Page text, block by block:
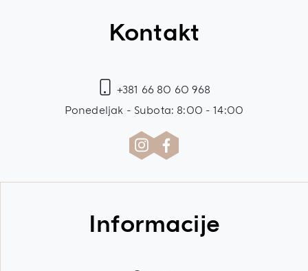
Kontakt
+381 66 80 60 968
Ponedeljak - Subota: 8:00 - 14:00
Informacije